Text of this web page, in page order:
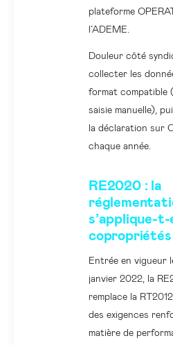
plateforme
l’ADEME.
Douleur côté
collecter les
format compatible
saisie manuelle),
la déclaration sur
chaque année.
RE2020 : la
s’applique-t-
copropriétés
Entrée en vigueur
janvier 2022, la
remplace la
des exigences
matière de